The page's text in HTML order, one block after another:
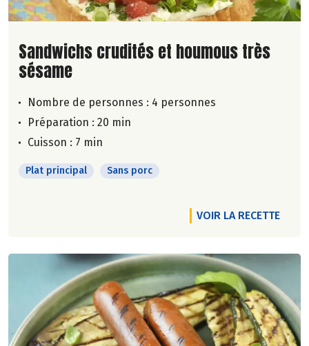
Lire la suite de la recette
Sandwichs crudités et houmous très
sésame
Nombre de personnes : 4 personnes
Préparation : 20 min
Cuisson : 7 min
Plat principal Sans porc
VOIR LA RECETTE